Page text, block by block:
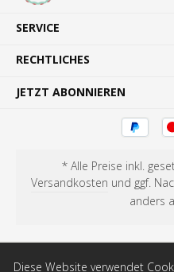
SERVICE
RECHTLICHES
JETZT ABONNIEREN
* Alle Preise inkl.
Versandkosten und ggf.
anders
Diese Website verwendet